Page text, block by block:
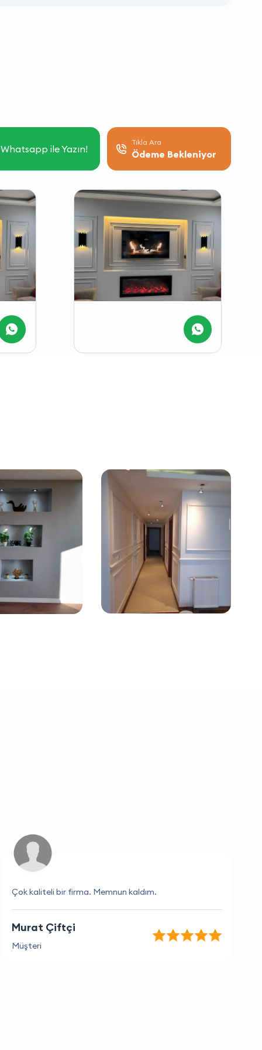
Whatsapp ile Yazın!
Tıkla Ara
Ödeme Bekleniyor
Çok kaliteli bir firma. Memnun kaldım.
Murat Çiftçi
Müşteri